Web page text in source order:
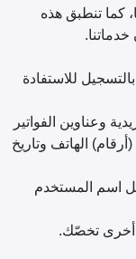
كما تنطبق هذه
للاستفادة
وعناوين الفواتير
الهاتف وتاريخ
اسم المستخدم
أخرى تخصّك.